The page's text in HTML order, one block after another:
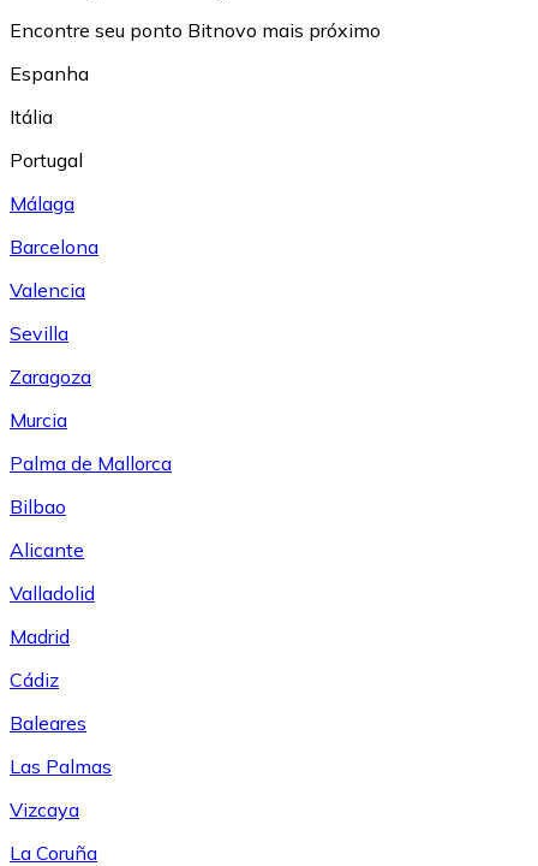
Encontre seu ponto Bitnovo mais próximo
Espanha
Itália
Portugal
Málaga
Barcelona
Valencia
Sevilla
Zaragoza
Murcia
Palma de Mallorca
Bilbao
Alicante
Valladolid
Madrid
Cádiz
Baleares
Las Palmas
Vizcaya
La Coruña